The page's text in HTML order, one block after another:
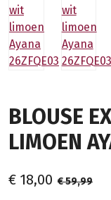
BLOUSE
LIMOEN
€ 18,00 € 59,99